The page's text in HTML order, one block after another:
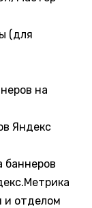
(для
на
Яндекс
баннеров
и отделом